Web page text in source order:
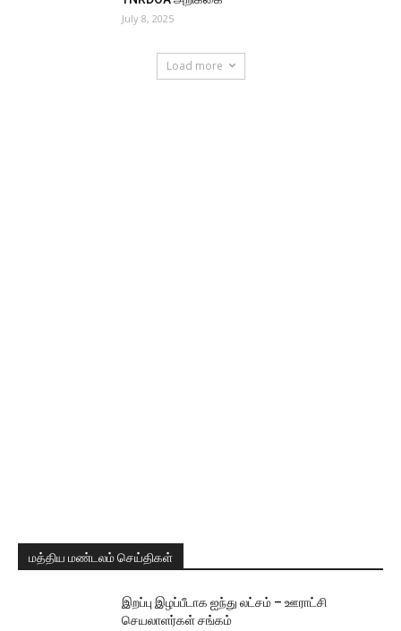
July 8, 2025
Load more
மத்திய மண்டலம் செய்திகள்
இறப்பு இழப்பீடாக ஐந்து லட்சம் – ஊராட்சி
செயலாளர்கள் சங்கம்